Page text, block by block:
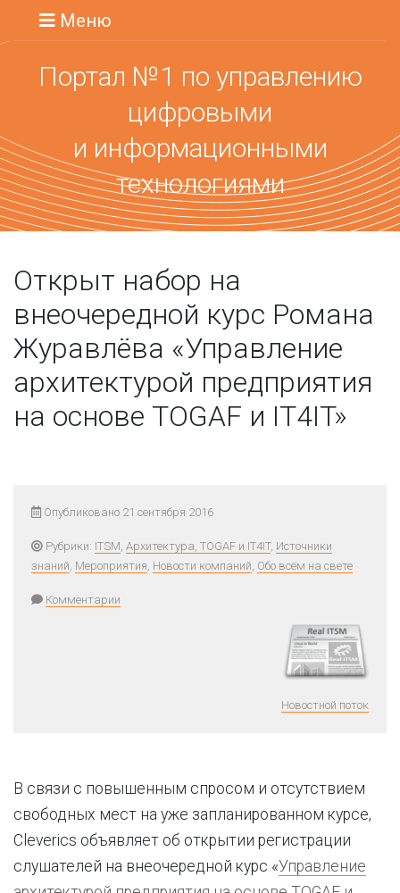
Меню
Портал №1 по управлению
цифровыми
и информационными
технологиями
Открыт набор на
внеочередной курс Романа
Журавлёва «Управление
архитектурой предприятия
на основе TOGAF и IT4IT»
Опубликовано 21 сентября 2016
Рубрики: ITSM, Архитектура, TOGAF и IT4IT, Источники
знаний, Мероприятия, Новости компаний, Обо всём на свете
Комментарии
Новостной поток
В связи с повышенным спросом и отсутствием
свободных мест на уже запланированном курсе,
Cleverics объявляет об открытии регистрации
слушателей на внеочередной курс «Управление